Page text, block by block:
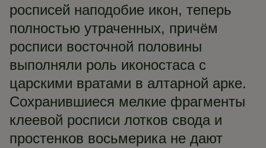
росписей наподобие икон, теперь
полностью утраченных, причём
росписи восточной половины
выполняли роль иконостаса с
царскими вратами в алтарной арке.
Сохранившиеся мелкие фрагменты
клеевой росписи лотков свода и
простенков восьмерика не дают